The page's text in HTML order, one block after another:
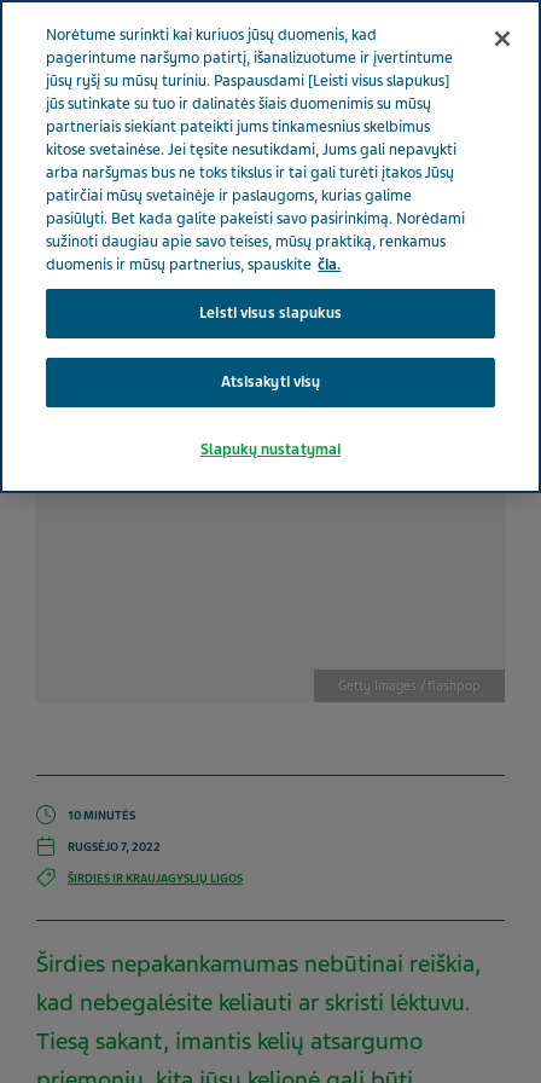
Lithuania Rūpinamės sveikata Visos istorijos
kelionių vadovas sergantiems širdies nepakankamumu
Trumpas kelionių vadovas
sergantiems širdies
nepakankamumu
Getty Images / flashpop
10 MINUTĖS
RUGSĖJO 7, 2022
ŠIRDIES IR KRAUJAGYSLIŲ LIGOS
Širdies nepakankamumas nebūtinai reiškia,
kad nebegalėsite keliauti ar skristi lėktuvu.
Tiesą sakant, imantis kelių atsargumo
Norėtume surinkti kai kuriuos jūsų duomenis, kad
pagerintume naršymo patirtį, išanalizuotume ir įvertintume
jūsų ryšį su mūsų turiniu. Paspausdami [Leisti visus slapukus]
jūs sutinkate su tuo ir dalinatės šiais duomenimis su mūsų
partneriais siekiant pateikti jums tinkamesnius skelbimus
kitose svetainėse. Jei tęsite nesutikdami, Jums gali nepavykti
arba naršymas bus ne toks tikslus ir tai gali turėti įtakos Jūsų
patirčiai mūsų svetainėje ir paslaugoms, kurias galime
pasiūlyti. Bet kada galite pakeisti savo pasirinkimą. Norėdami
sužinoti daugiau apie savo teises, mūsų praktiką, renkamus
duomenis ir mūsų partnerius, spauskite čia.
Leisti visus slapukus
Atsisakyti visų
Slapukų nustatymai